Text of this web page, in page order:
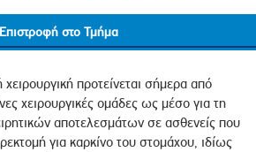
Επιστροφή στο Τμήμα
προτείνεται σήμερα από
χειρουργικές ομάδες ως μέσο για τη
αποτελεσμάτων σε ασθενείς που
για καρκίνο του στομάχου, ιδίως